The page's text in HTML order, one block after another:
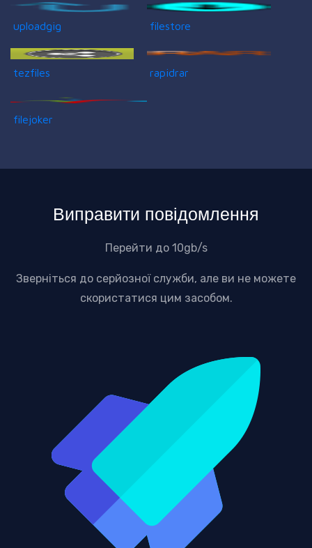
uploadgig filestore
tezfiles rapidrar
filejoker
Виправити повідомлення
Перейти до 10gb/s
Зверніться до серйозної служби, але ви не можете
скористатися цим засобом.